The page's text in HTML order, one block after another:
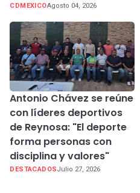
CDMEXICOAgosto 04, 2026
Antonio Chávez se reúne
con líderes deportivos
de Reynosa: "El deporte
forma personas con
disciplina y valores"
DESTACADOSJulio 27, 2026